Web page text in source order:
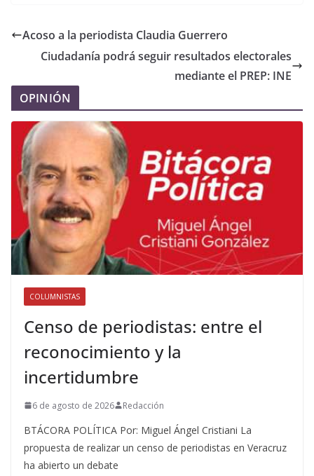
Acoso a la periodista Claudia Guerrero
Ciudadanía podrá seguir resultados electorales
mediante el PREP: INE
OPINIÓN
COLUMNISTAS
Censo de periodistas: entre el
reconocimiento y la
incertidumbre
6 de agosto de 2026 Redacción
BTÁCORA POLÍTICA Por: Miguel Ángel Cristiani La
propuesta de realizar un censo de periodistas en Veracruz
ha abierto un debate